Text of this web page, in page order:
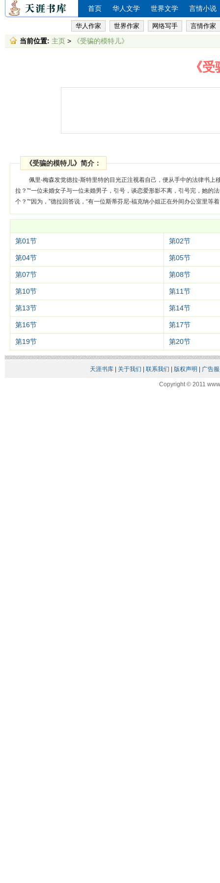
首页 华人文学 世界文学 言情小说
华人作家 世界作家 网络写手 言情作家
当前位置: 主页 > 《受骗的模特儿》
《
《受骗的模特儿》简介：
佩里-梅森发觉德拉-斯特里特的目光正注视着自己，便从手中的法律书
拉？”“一位未婚女子与一位未婚男子，引号，谈恋爱形影不离，引号完，她的
个？”“因为，”德拉回答说，“有一位斯蒂芬尼-福克纳小姐正在外间办公室里
第01节 第02节
第04节 第05节
第07节 第08节
第10节 第11节
第13节 第14节
第16节 第17节
第19节 第20节
天涯书库| 关于我们 联系我们 版权声明 广告
Copyright © 2011